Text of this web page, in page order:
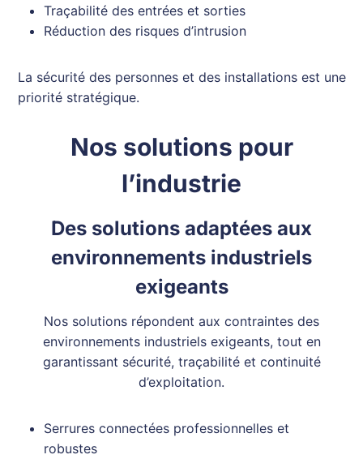
Traçabilité des entrées et sorties
Réduction des risques d’intrusion
La sécurité des personnes et des installations est une
priorité stratégique.
Nos solutions pour
l’industrie
Des solutions adaptées aux
environnements industriels
exigeants
Nos solutions répondent aux contraintes des
environnements industriels exigeants, tout en
garantissant sécurité, traçabilité et continuité
d’exploitation.
Serrures connectées professionnelles et
robustes